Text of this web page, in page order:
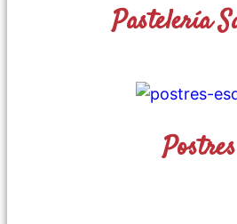
Pastelería
Postres